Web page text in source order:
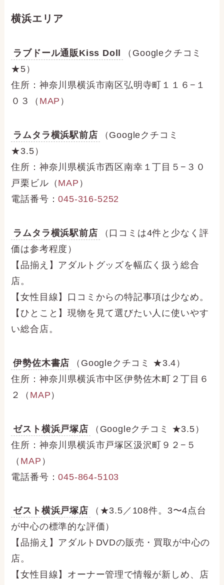
横浜エリア
ラブドール通販Kiss Doll
（Googleクチコミ
★5）
住所：神奈川県横浜市南区弘明寺町１１６−１
０３（ MAP ）
ラムタラ横浜駅前店
（Googleクチコミ
★3.5）
住所：神奈川県横浜市西区南幸１丁目５−３０
戸栗ビル（ MAP ）
電話番号：045-316-5252
ラムタラ横浜駅前店
（口コミは4件と少なく評
価は参考程度）
【品揃え】アダルトグッズを幅広く扱う総合
店。
【女性目線】口コミからの特記事項は少なめ。
【ひとこと】現物を見て選びたい人に使いやす
い総合店。
伊勢佐木書店
（Googleクチコミ ★3.4）
住所：神奈川県横浜市中区伊勢佐木町２丁目６
２（ MAP ）
ゼスト横浜戸塚店
（Googleクチコミ ★3.5）
住所：神奈川県横浜市戸塚区汲沢町９２−５
（ MAP ）
電話番号：045-864-5103
ゼスト横浜戸塚店
（★3.5／108件。3〜4点台
が中心の標準的な評価）
【品揃え】アダルトDVDの販売・買取が中心の
店。
【女性目線】オーナー管理で情報が新しめ、店